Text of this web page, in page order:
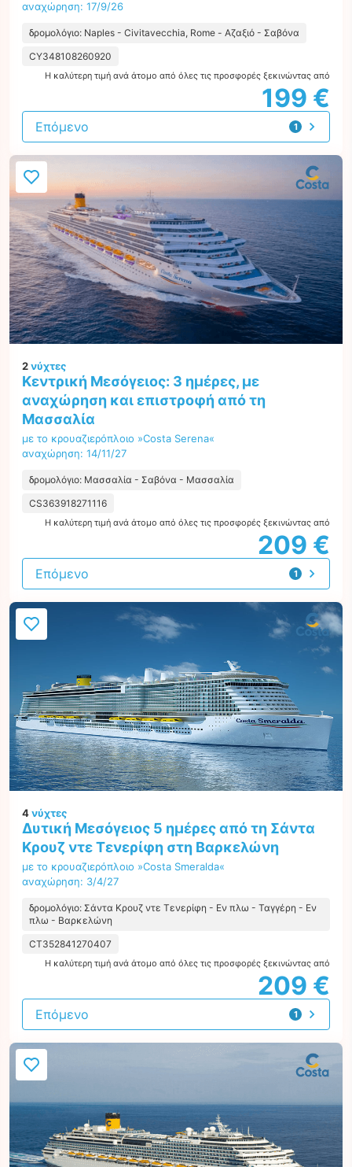
αναχώρηση: 17/9/26
δρομολόγιο: Naples - Civitavecchia, Rome - Αζαξιό - Σαβόνα
CY348108260920
Η καλύτερη τιμή ανά άτομο από όλες τις προσφορές ξεκινώντας από
199 €
1
προσφορά
Επόμενο
2νύχτες
Κεντρική Μεσόγειος: 3 ημέρες, με
αναχώρηση και επιστροφή από τη
Μασσαλία
με το κρουαζιερόπλοιο »Costa Serena«
αναχώρηση: 14/11/27
δρομολόγιο: Μασσαλία - Σαβόνα - Μασσαλία
CS363918271116
Η καλύτερη τιμή ανά άτομο από όλες τις προσφορές ξεκινώντας από
209 €
1
προσφορά
Επόμενο
4νύχτες
Δυτική Μεσόγειος 5 ημέρες από τη Σάντα
Κρουζ ντε Τενερίφη στη Βαρκελώνη
με το κρουαζιερόπλοιο »Costa Smeralda«
αναχώρηση: 3/4/27
δρομολόγιο: Σάντα Κρουζ ντε Τενερίφη - Εν πλω - Ταγγέρη - Εν
πλω - Βαρκελώνη
CT352841270407
Η καλύτερη τιμή ανά άτομο από όλες τις προσφορές ξεκινώντας από
209 €
1
προσφορά
Επόμενο